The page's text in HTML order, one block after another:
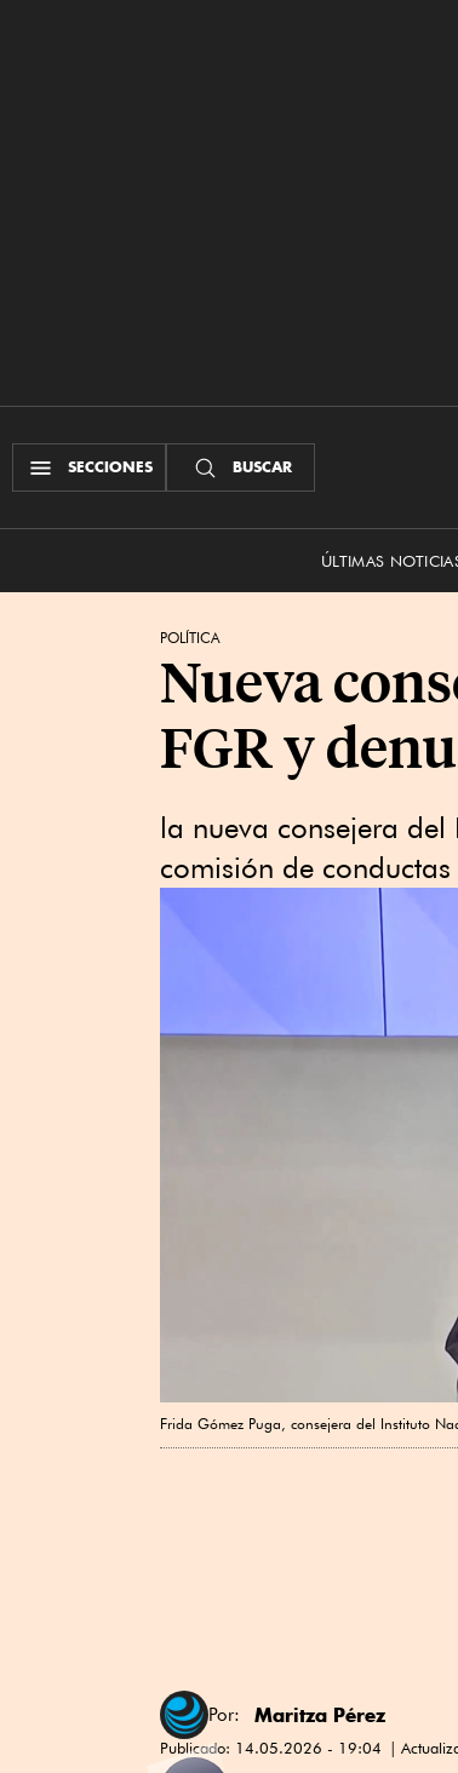
SECCIONES BUSCAR
ÚLTIMAS
POLÍTICA
Nueva
FGR y
la nueva consejera
comisión de
Frida Gómez Puga, consejera del Instituto
Por: Maritza Pérez
Publicado: 14.05.2026 - 19:04